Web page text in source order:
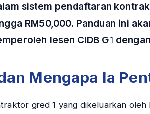
sistem pendaftaran
RM50,000. Panduan ini
lesen CIDB G1
Mengapa Ia
gred 1 yang dikeluarkan